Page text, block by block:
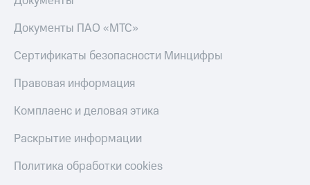
Документы ПАО «МТС»
Сертификаты безопасности Минцифры
Правовая информация
Комплаенс и деловая этика
Раскрытие информации
Политика обработки cookies